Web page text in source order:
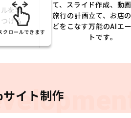
を学
ける
て、スライド作成、動
旅行の計画立て、お店
どをこなす万能のAIエ
トです。
クロールできます
サイト制作